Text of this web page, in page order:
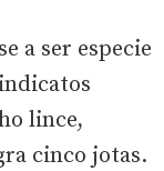
a ser especie
lince,
cinco jotas.